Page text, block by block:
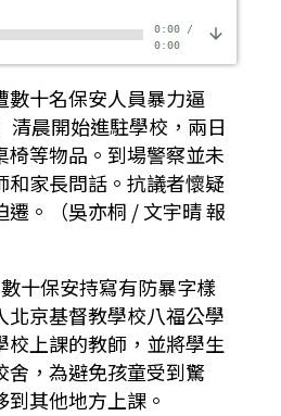
0:00/
0:00
數十名保安人員暴力逼
清晨開始進駐學校，兩日
等物品。到場警察並未
家長問話。抗議者懷疑
。（吳亦桐 / 文宇晴 報
十保安持寫有防暴字樣
京基督教學校八福公學
上課的教師，並將學生
，為避免孩童受到驚
其他地方上課。